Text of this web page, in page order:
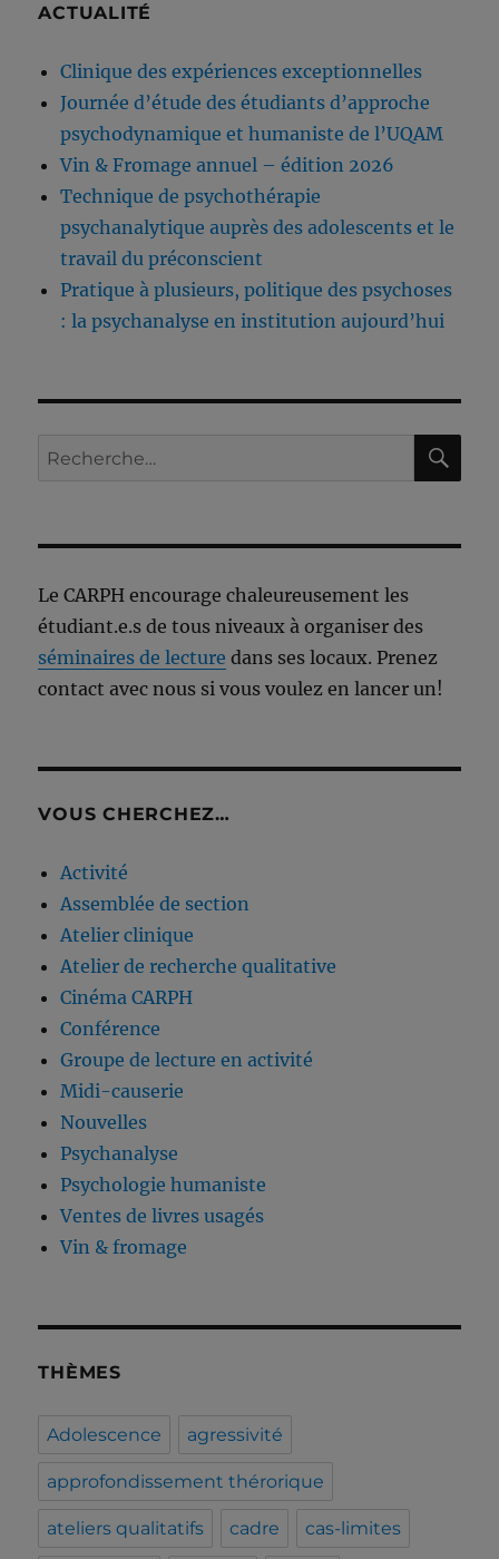
ACTUALITÉ
Clinique des expériences exceptionnelles
Journée d’étude des étudiants d’approche
psychodynamique et humaniste de l’UQAM
Vin & Fromage annuel – édition 2026
Technique de psychothérapie
psychanalytique auprès des adolescents et le
travail du préconscient
Pratique à plusieurs, politique des psychoses
: la psychanalyse en institution aujourd’hui
Recherche
Le CARPH encourage chaleureusement les
étudiant.e.s de tous niveaux à organiser des
séminaires de lecture dans ses locaux. Prenez
contact avec nous si vous voulez en lancer un!
VOUS CHERCHEZ…
Activité
Assemblée de section
Atelier clinique
Atelier de recherche qualitative
Cinéma CARPH
Conférence
Groupe de lecture en activité
Midi-causerie
Nouvelles
Psychanalyse
Psychologie humaniste
Ventes de livres usagés
Vin & fromage
THÈMES
Adolescence agressivité
approfondissement thérorique
ateliers qualitatifs cadre cas-limites